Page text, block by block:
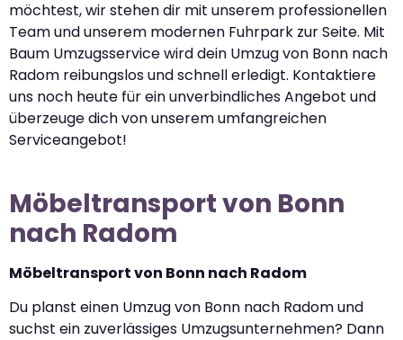
möchtest, wir stehen dir mit unserem professionellen
Team und unserem modernen Fuhrpark zur Seite. Mit
Baum Umzugsservice wird dein Umzug von Bonn nach
Radom reibungslos und schnell erledigt. Kontaktiere
uns noch heute für ein unverbindliches Angebot und
überzeuge dich von unserem umfangreichen
Serviceangebot!
Möbeltransport von Bonn
nach Radom
Möbeltransport von Bonn nach Radom
Du planst einen Umzug von Bonn nach Radom und
suchst ein zuverlässiges Umzugsunternehmen? Dann